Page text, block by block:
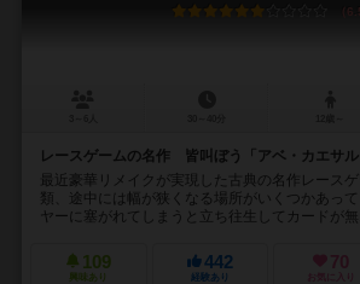
レースゲームの名作 皆叫ぼう「アベ・カエサル
最近豪華リメイクが実現した古典の名作レース
類、途中には幅が狭くなる場所がいくつかあっ
ヤーに塞がれてしまうと立ち往生してカードが無...
109
興味あり
442
経験あり
70
お気に入り